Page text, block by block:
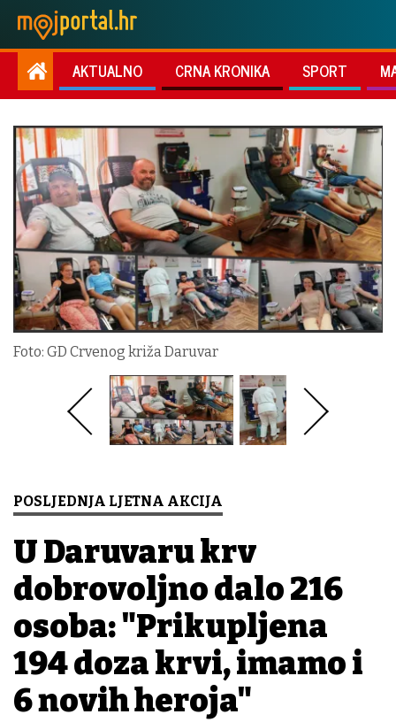
AKTUALNO CRNA KRONIKA SPORT
Foto: GD Crvenog križa Daruvar
POSLJEDNJA LJETNA AKCIJA
U Daruvaru krv
dobrovoljno dalo 216
osoba: "Prikupljena
194 doza krvi, imamo i
6 novih heroja"